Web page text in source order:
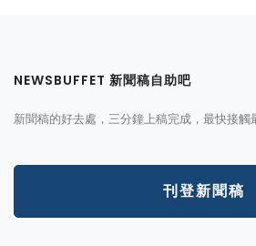
NEWSBUFFET 新聞稿自助吧
新聞稿的好去處，三分鐘上稿完成，最快接觸
刊登新聞稿